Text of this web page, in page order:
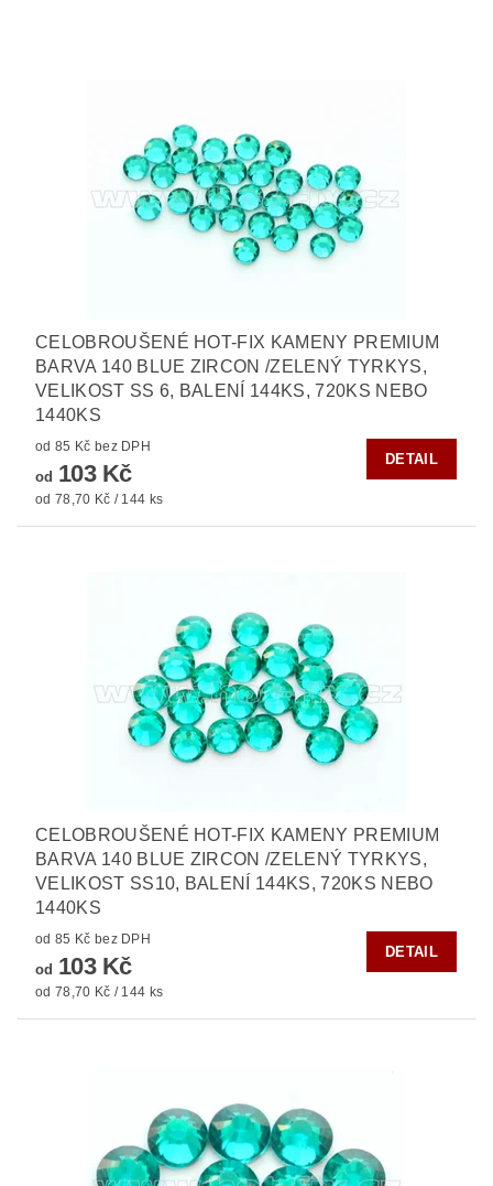
CELOBROUŠENÉ HOT-FIX KAMENY PREMIUM
BARVA 140 BLUE ZIRCON /ZELENÝ TYRKYS,
VELIKOST SS 6, BALENÍ 144KS, 720KS NEBO
1440KS
od 85 Kč bez DPH
od 103 Kč
od 78,70 Kč / 144 ks
DETAIL
CELOBROUŠENÉ HOT-FIX KAMENY PREMIUM
BARVA 140 BLUE ZIRCON /ZELENÝ TYRKYS,
VELIKOST SS10, BALENÍ 144KS, 720KS NEBO
1440KS
od 85 Kč bez DPH
od 103 Kč
od 78,70 Kč / 144 ks
DETAIL